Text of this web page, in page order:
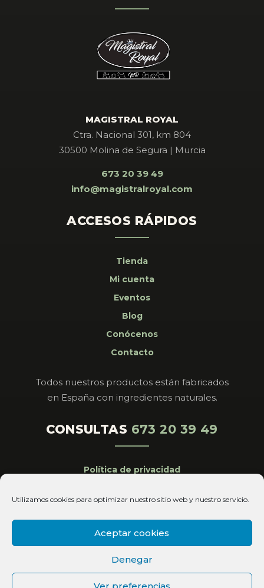
Utilizamos cookies para optimizar nuestro sitio web y nuestro servicio.
Aceptar cookies
Denegar
Ver preferencias
MAGISTRAL ROYAL
Ctra. Nacional 301, km 804
30500 Molina de Segura | Murcia
673 20 39 49
info@magistralroyal.com
ACCESOS RÁPIDOS
Tienda
Mi cuenta
Eventos
Blog
Conócenos
Contacto
Todos nuestros productos están fabricados
en España con ingredientes naturales.
CONSULTAS 673 20 39 49
Política de privacidad